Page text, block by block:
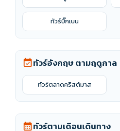
87,900 ฿
ลิงก์ทัวร์ที่เกี่ยวข้อง
location_onทัวร์อังกฤษ ตามเมือง